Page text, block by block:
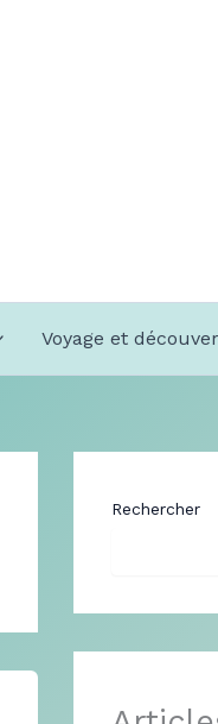
Voyage et
Rechercher